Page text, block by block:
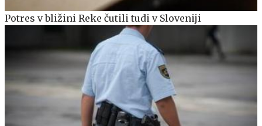
Potres v bližini Reke čutili tudi v Sloveniji